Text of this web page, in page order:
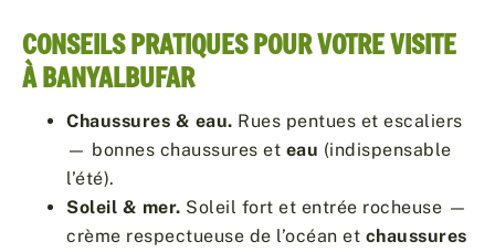
CONSEILS PRATIQUES POUR VOTRE VISITE
À BANYALBUFAR
Chaussures & eau. Rues pentues et escaliers
— bonnes chaussures et eau (indispensable
l’été).
Soleil & mer. Soleil fort et entrée rocheuse —
crème respectueuse de l’océan et chaussures